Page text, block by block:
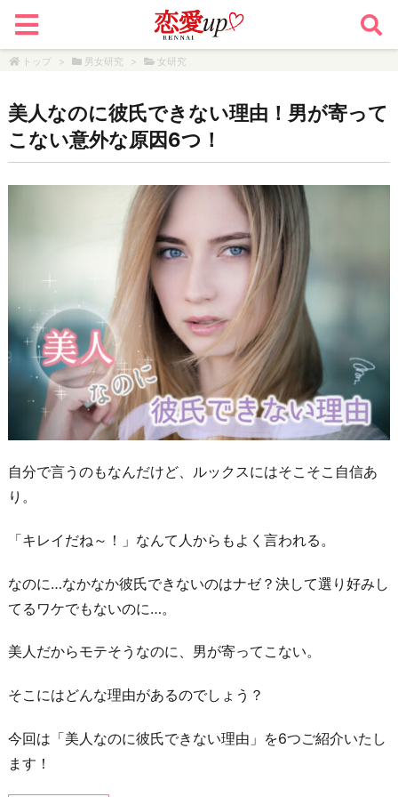
トップ > 男女研究 > 女研究
美人なのに彼氏できない理由！男が寄って
こない意外な原因6つ！
自分で言うのもなんだけど、ルックスにはそこそこ自信あ
り。
「キレイだね～！」なんて人からもよく言われる。
なのに…なかなか彼氏できないのはナゼ？決して選り好みし
てるワケでもないのに…。
美人だからモテそうなのに、男が寄ってこない。
そこにはどんな理由があるのでしょう？
今回は「美人なのに彼氏できない理由」を6つご紹介いたし
ます！